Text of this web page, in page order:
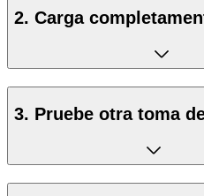
2. Carga
3. Pruebe otra toma